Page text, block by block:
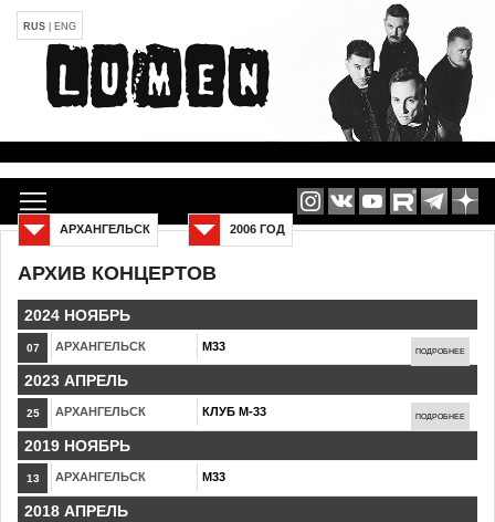
RUS ENG
АРХИВ КОНЦЕРТОВ
2006 ГОД
АРХАНГЕЛЬСК
2024 НОЯБРЬ
07 АРХАНГЕЛЬСК М33 ПОДРОБНЕЕ
2023 АПРЕЛЬ
25 АРХАНГЕЛЬСК КЛУБ М-33 ПОДРОБНЕЕ
2019 НОЯБРЬ
13 АРХАНГЕЛЬСК М33
2018 АПРЕЛЬ